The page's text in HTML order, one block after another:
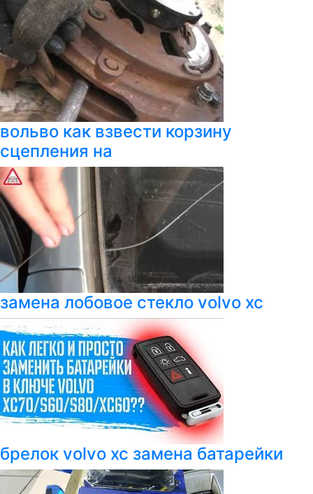
вольво как взвести корзину
сцепления на
замена лобовое стекло volvo xc
брелок volvo xc замена батарейки